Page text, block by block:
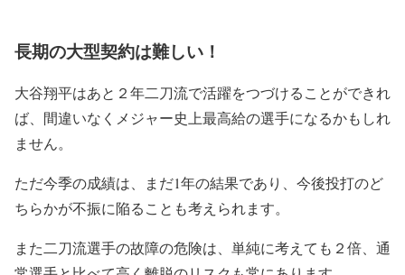
長期の大型契約は難しい！
大谷翔平はあと２年二刀流で活躍をつづけることができれ
ば、間違いなくメジャー史上最高給の選手になるかもしれ
ません。
ただ今季の成績は、まだ1年の結果であり、今後投打のど
ちらかが不振に陥ることも考えられます。
また二刀流選手の故障の危険は、単純に考えても２倍、通